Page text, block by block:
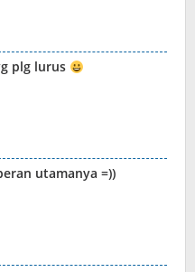
plg lurus
utamanya =))